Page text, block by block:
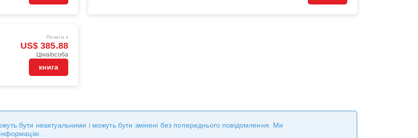
Почати з
US$ 385.88
Ціна/особа
книга
бути неактуальними і можуть бути змінені без попереднього повідомлення. Ми